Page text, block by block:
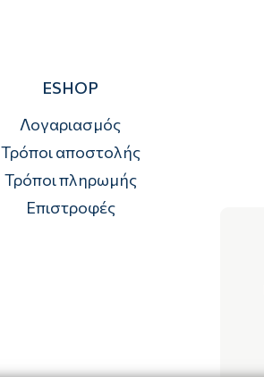
ESHOP
Λογαριασμός
Τρόποι αποστολής
Τρόποι πληρωμής
Επιστροφές